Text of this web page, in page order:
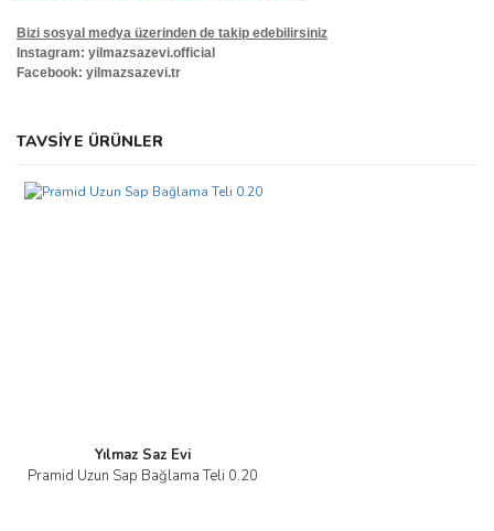
Bizi sosyal medya üzerinden de takip edebilirsiniz
Instagram: yilmazsazevi.official
Facebook: yilmazsazevi.tr
Bu ürünün fiyat bilgisi, resim, ürün açıklamalarında ve diğer
konularda yetersiz gördüğünüz noktaları öneri formunu kullanarak
Görüş ve önerileriniz için teşekkür ederiz.
TAVSİYE ÜRÜNLER
Yılmaz Saz Evi
Pramid Uzun Sap Bağlama Teli 0.20